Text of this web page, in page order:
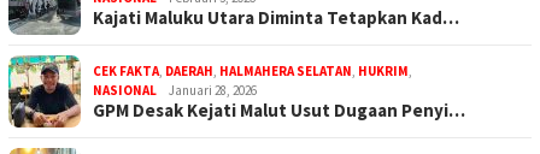
Kajati Maluku Utara Diminta Tetapkan Kad…
CEK FAKTA, DAERAH, HALMAHERA SELATAN, HUKRIM,
NASIONAL
Januari 28, 2026
GPM Desak Kejati Malut Usut Dugaan Penyi…